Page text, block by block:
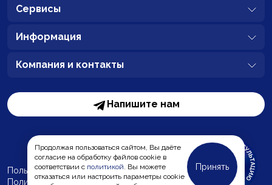
Продолжая пользоваться сайтом, Вы даёте
согласие на обработку файлов cookie в
соответствии с политикой. Вы можете
отказаться или настроить параметры cookie
Принять
Сервисы
Информация
Компания и контакты
Напишите нам
Пользовательское соглашение
Политика обработки персональных данных MC-Bauchemie